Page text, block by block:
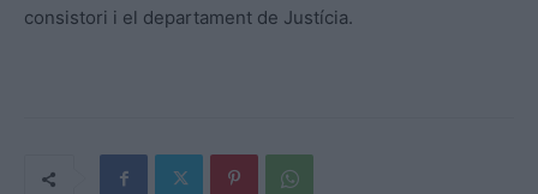
consistori i el departament de Justícia.